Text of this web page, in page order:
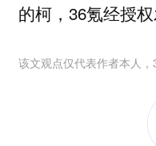
的柯，36氪经授权
该文观点仅代表作者本人，